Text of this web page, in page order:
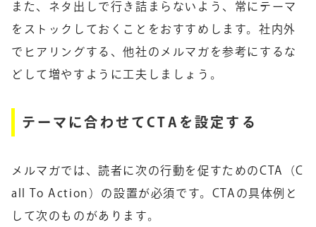
また、ネタ出しで行き詰まらないよう、常にテーマ
をストックしておくことをおすすめします。社内外
でヒアリングする、他社のメルマガを参考にするな
どして増やすように工夫しましょう。
テーマに合わせてCTAを設定する
メルマガでは、読者に次の行動を促すためのCTA（C
all To Action）の設置が必須です。CTAの具体例と
して次のものがあります。